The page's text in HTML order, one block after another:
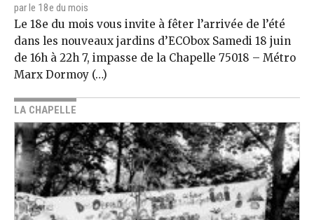
par le 18e du mois
Le 18e du mois vous invite à fêter l’arrivée de l’été
dans les nouveaux jardins d’ECObox Samedi 18 juin
de 16h à 22h 7, impasse de la Chapelle 75018 – Métro
Marx Dormoy (…)
LA CHAPELLE